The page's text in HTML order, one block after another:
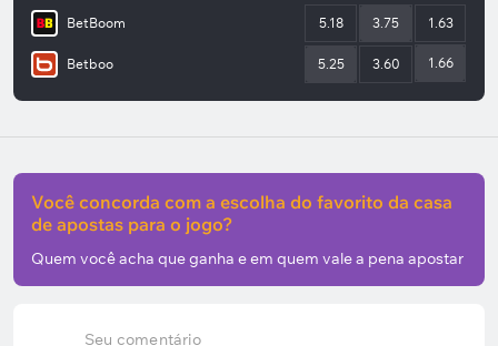
BetBoom 5.18 3.75 1.63
Betboo 5.25 3.60 1.66
Seu comentário
Você concorda com a escolha do favorito da casa
de apostas para o jogo?
Quem você acha que ganha e em quem vale a pena apostar